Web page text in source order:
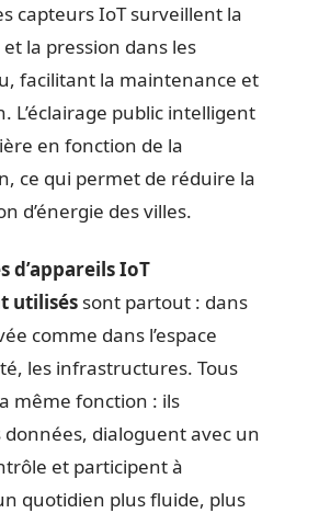
capteurs IoT surveillent la
la pression dans les
facilitant la maintenance et
L’éclairage public intelligent
en fonction de la
ce qui permet de réduire la
d’énergie des villes.
d’appareils IoT
utilisés sont partout : dans
comme dans l’espace
les infrastructures. Tous
même fonction : ils
dialoguent avec un
et participent à
quotidien plus fluide, plus